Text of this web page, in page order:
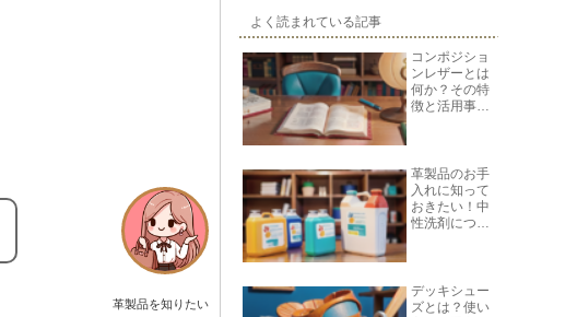
革製品を知りたい
よく読まれている記事
コンポジショ
ンレザーとは
何か？その特
徴と活用事例
革製品のお手
入れに知って
おきたい！中
性洗剤につい
デッキシュー
ズとは？使い